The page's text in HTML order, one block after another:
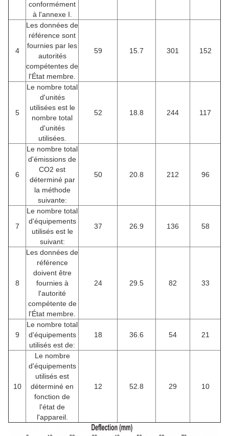
conformément
à l'annexe I.
4
Les données de
référence sont
fournies par les
autorités
compétentes de
l'État membre.
59 15.7 301 152
5
Le nombre total
d'unités
utilisées est le
nombre total
d'unités
utilisées.
52 18.8 244 117
6
Le nombre total
d'émissions de
CO2 est
déterminé par
la méthode
suivante:
50 20.8 212 96
7
Le nombre total
d'équipements
utilisés est le
suivant:
37 26.9 136 58
8
Les données de
référence
doivent être
fournies à
l'autorité
compétente de
l'État membre.
24 29.5 82 33
9
Le nombre total
d'équipements
utilisés est de:
18 36.6 54 21
10
Le nombre
d'équipements
utilisés est
déterminé en
fonction de
l'état de
l'appareil.
12 52.8 29 10